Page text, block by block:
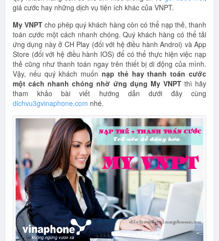
giá cước hay những dịch vụ tiện ích khác của VNPT.
My VNPT cho phép quý khách hàng còn có thể nạp thẻ, thanh
toán cước một cách nhanh chóng. Quý khách hàng có thể tải
ứng dụng này ở CH Play (đối với hệ điều hành Androi) và App
Store (đối với hệ điều hành IOS) để có thể thực hiện việc nạp
thẻ cũng như thanh toán ngay trên thiết bị di động của mình.
Vậy, nếu quý khách muốn nạp thẻ hay thanh toán cước
một cách nhanh chóng nhờ ứng dụng My VNPTthì hãy
tham khảo bài viết hướng dẫn dưới đây cùng
dichvu3gvinaphone.com nhé.